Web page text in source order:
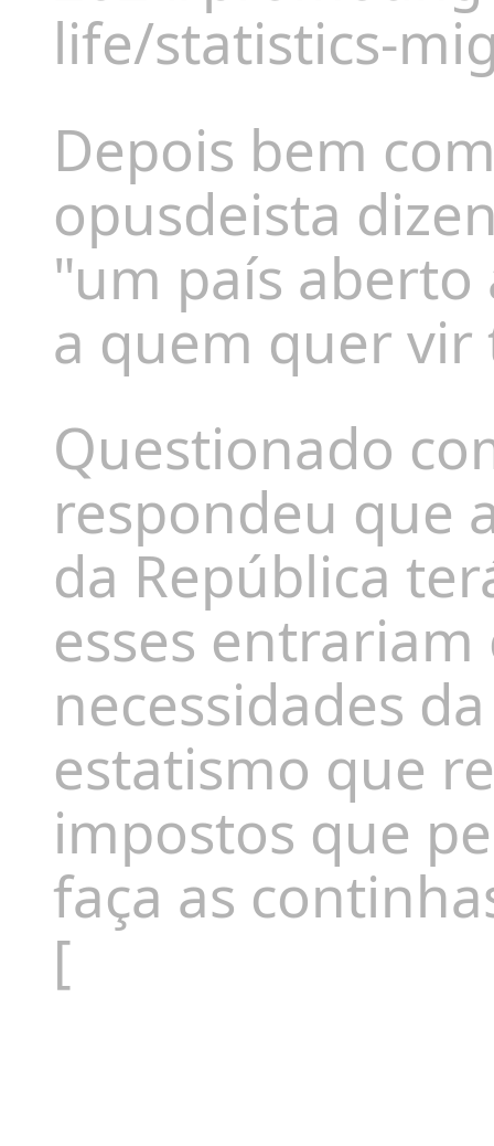
life/statistics-
Depois bem
opusdeista
"um país
a quem quer
Questionado
respondeu que
da República
esses
necessidades
estatismo que
impostos que
faça as
[